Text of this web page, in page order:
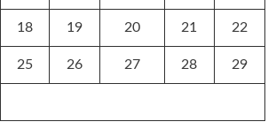
18 19 20 21 22
25 26 27 28 29